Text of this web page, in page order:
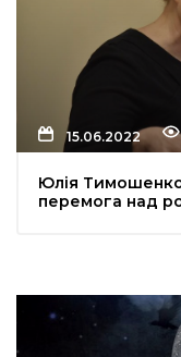
15.06.2022
Юлія
перемога над